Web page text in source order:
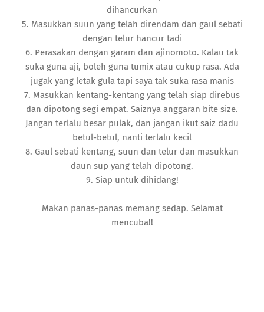
dihancurkan
5. Masukkan suun yang telah direndam dan gaul sebati
dengan telur hancur tadi
6. Perasakan dengan garam dan ajinomoto. Kalau tak
suka guna aji, boleh guna tumix atau cukup rasa. Ada
jugak yang letak gula tapi saya tak suka rasa manis
7. Masukkan kentang-kentang yang telah siap direbus
dan dipotong segi empat. Saiznya anggaran bite size.
Jangan terlalu besar pulak, dan jangan ikut saiz dadu
betul-betul, nanti terlalu kecil
8. Gaul sebati kentang, suun dan telur dan masukkan
daun sup yang telah dipotong.
9. Siap untuk dihidang!
Makan panas-panas memang sedap. Selamat
mencuba!!